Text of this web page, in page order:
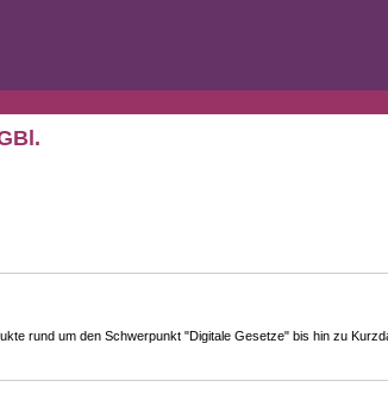
rund um den Schwerpunkt "Digitale Gesetze" bis hin zu